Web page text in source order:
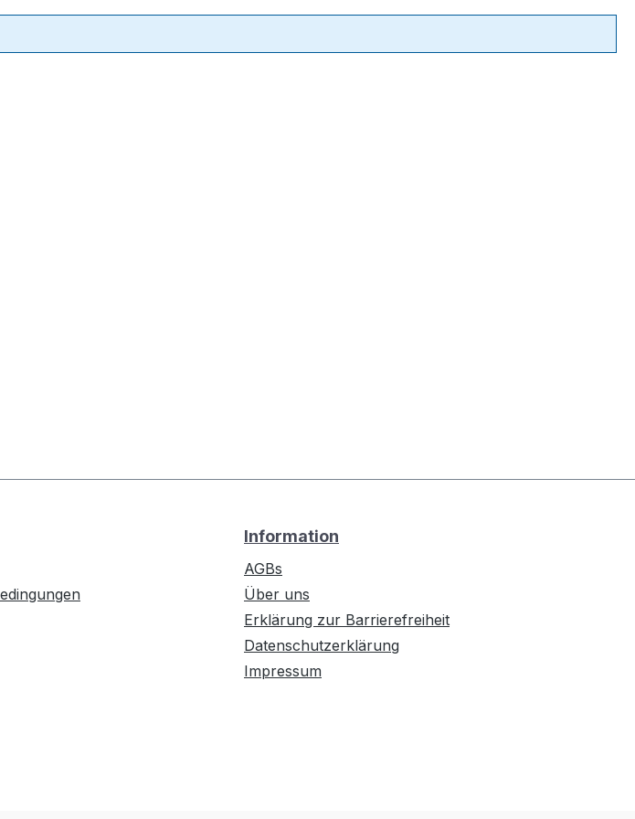
Information
AGBs
Über uns
Erklärung zur Barrierefreiheit
Datenschutzerklärung
Impressum